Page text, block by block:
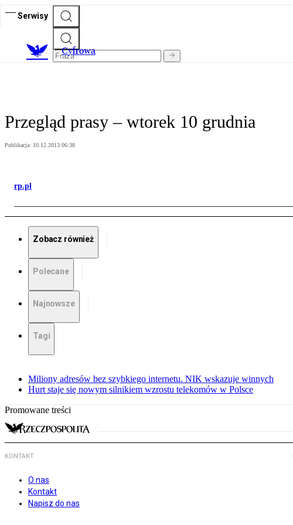
Serwisy
Cyfrowa
Przegląd prasy – wtorek 10 grudnia
Publikacja: 10.12.2013 06:38
rp.pl
Zobacz również
Polecane
Najnowsze
Tagi
Miliony adresów bez szybkiego internetu. NIK wskazuje winnych
Hurt staje się nowym silnikiem wzrostu telekomów w Polsce
Promowane treści
KONTAKT
O nas
Kontakt
Napisz do nas